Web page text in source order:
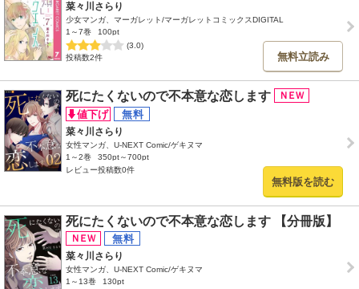
菜々川さらり
少女マンガ、マーガレット/マーガレットコミックスDIGITAL
1～7巻
100pt
(3.0)
投稿数2件
無料立読み
死にたくないので不本意な恋します
菜々川さらり
女性マンガ、U-NEXT Comic/ゲキヌマ
1～2巻
350pt～700pt
レビュー投稿数0件
無料版を読む
死にたくないので不本意な恋します 【分冊版】
菜々川さらり
女性マンガ、U-NEXT Comic/ゲキヌマ
1～13巻
130pt